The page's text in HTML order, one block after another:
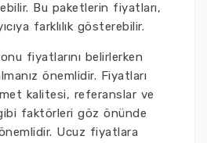
Bu paketlerin fiyatları,
farklılık gösterebilir.
fiyatlarını belirlerken
önemlidir. Fiyatları
kalitesi, referanslar ve
faktörleri göz önünde
Ucuz fiyatlara